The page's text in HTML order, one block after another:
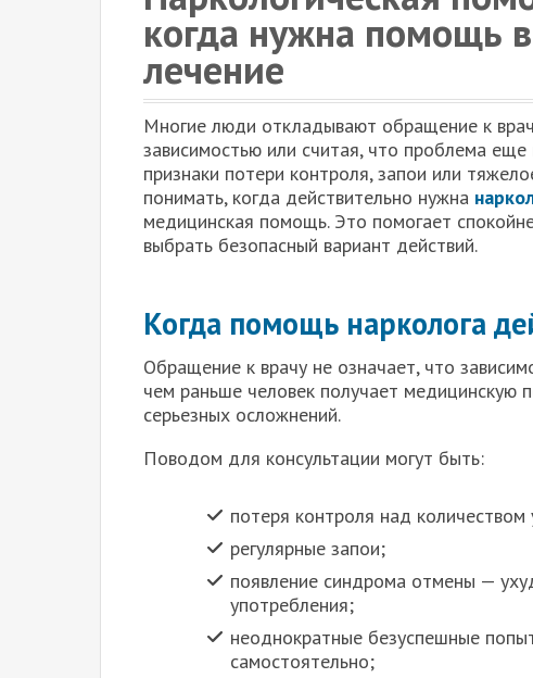
когда нужна помощь
лечение
Многие люди откладывают обращение к
зависимостью или считая, что проблема
признаки потери контроля, запои или
понимать, когда действительно нужна
медицинская помощь. Это помогает
выбрать безопасный вариант действий.
Когда помощь нарколога
Обращение к врачу не означает, что
чем раньше человек получает
серьезных осложнений.
Поводом для консультации могут быть:
потеря контроля над
регулярные запои;
появление синдрома отмены —
употребления;
неоднократные безуспешные
самостоятельно;